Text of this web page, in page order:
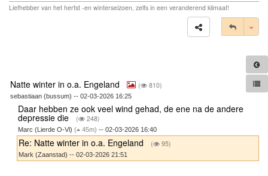
Liefhebber van het herfst -en winterseizoen, zelfs in een veranderend klimaat!
Natte winter in o.a. Engeland ( 810)
sebastiaan (bussum) -- 02-03-2026 16:25
Daar hebben ze ook veel wind gehad, de ene na de andere
depressie die ( 248)
Marc (Lierde O-Vl) ( 45m) -- 02-03-2026 16:40
Re: Natte winter in o.a. Engeland ( 95)
Mark (Zaanstad) -- 02-03-2026 21:51